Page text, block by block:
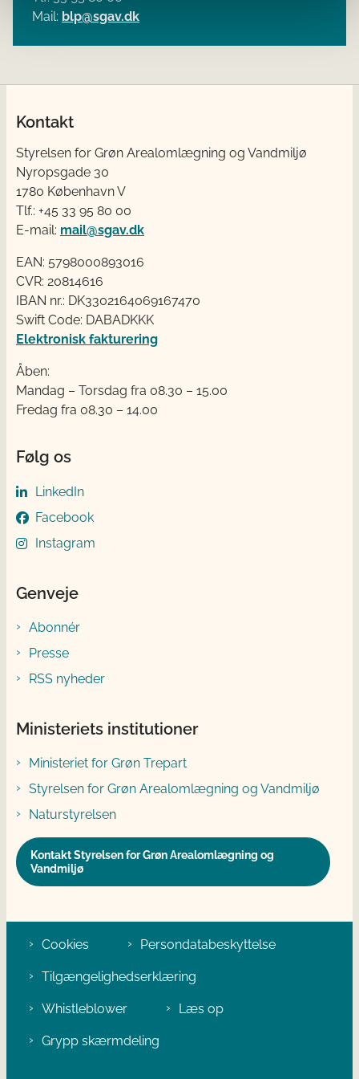
Mail: blp@sgav.dk
Kontakt
Styrelsen for Grøn Arealomlægning og Vandmiljø
Nyropsgade 30
1780 København V
Tlf.: +45 33 95 80 00
E-mail: mail@sgav.dk
EAN: 5798000893016
CVR: 20814616
IBAN nr.: DK3302164069167470
Swift Code: DABADKKK
Elektronisk fakturering
Åben:
Mandag – Torsdag fra 08.30 – 15.00
Fredag fra 08.30 – 14.00
Følg os
LinkedIn
Facebook
Instagram
Genveje
Abonnér
Presse
RSS nyheder
Ministeriets institutioner
Ministeriet for Grøn Trepart
Styrelsen for Grøn Arealomlægning og Vandmiljø
Naturstyrelsen
Kontakt Styrelsen for Grøn Arealomlægning og
Vandmiljø
Cookies Persondatabeskyttelse
Tilgængelighedserklæring
Whistleblower Læs op
Grypp skærmdeling